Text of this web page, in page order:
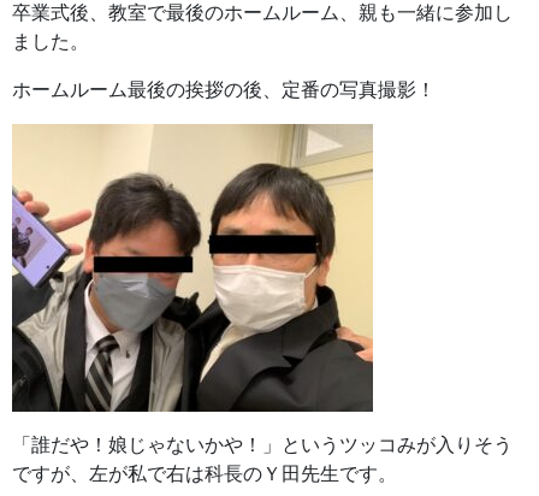
卒業式後、教室で最後のホームルーム、親も一緒に参加し
ました。
ホームルーム最後の挨拶の後、定番の写真撮影！
「誰だや！娘じゃないかや！」というツッコみが入りそう
ですが、左が私で右は科長のＹ田先生です。